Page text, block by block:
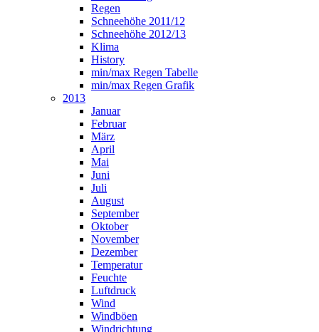
Regen
Schneehöhe 2011/12
Schneehöhe 2012/13
Klima
History
min/max Regen Tabelle
min/max Regen Grafik
2013
Januar
Februar
März
April
Mai
Juni
Juli
August
September
Oktober
November
Dezember
Temperatur
Feuchte
Luftdruck
Wind
Windböen
Windrichtung